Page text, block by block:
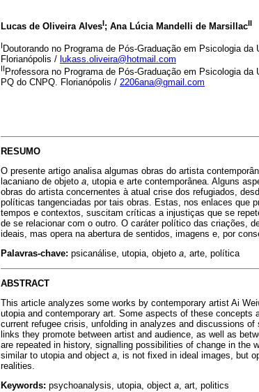
Lucas de Oliveira AlvesI; Ana Lúcia Mandelli de MarsillacII
I Doutorando no Programa de Pós-Graduação em Psicologia
Florianópolis / lukass.oliveira@hotmail.com
II Professora no Programa de Pós-Graduação em Psicologia
PQ do CNPQ. Florianópolis / 2206ana@gmail.com
RESUMO
O presente artigo analisa algumas obras do artista
lacaniano de objeto a, utopia e arte contemporânea. Alguns
obras do artista concernentes à atual crise dos refugiados,
políticas tangenciadas por tais obras. Estas, nos enlaces que
tempos e contextos, suscitam críticas a injustiças que se
de se relacionar com o outro. O caráter político das criações,
ideais, mas opera na abertura de sentidos, imagens e, por
Palavras-chave: psicanálise, utopia, objeto a, arte, política
ABSTRACT
This article analyzes some works by contemporary artist Ai
utopia and contemporary art. Some aspects of these
current refugee crisis, unfolding in analyzes and discussions
links they promote between artist and audience, as well as
are repeated in history, signalling possibilities of change in
similar to utopia and object a, is not fixed in ideal images, but
realities.
Keywords: psychoanalysis, utopia, object a, art, politics